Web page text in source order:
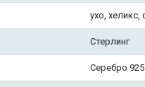
ухо, хеликс,
Стерлинг
Серебро 925